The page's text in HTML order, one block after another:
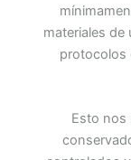
materiales de
protocolos
Esto nos